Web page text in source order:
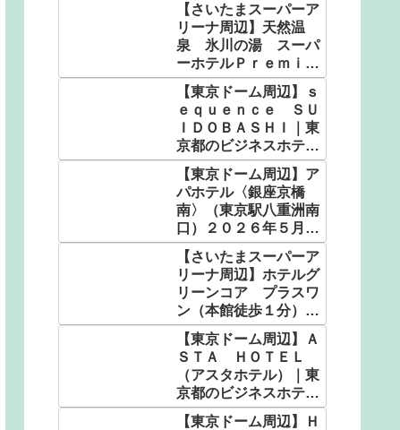
【さいたまスーパーア
リーナ周辺】天然温
泉 氷川の湯 スーパ
ーホテルＰｒｅｍｉｅ
ｒさいたま・大宮駅東
口｜埼玉県の人気温泉
｜4,982円〜
【東京ドーム周辺】ｓ
ｅｑｕｅｎｃｅ ＳＵ
ＩＤＯＢＡＳＨＩ｜東
京都のビジネスホテル
｜3,564円〜
【東京ドーム周辺】ア
パホテル〈銀座京橋
南〉（東京駅八重洲南
口）２０２６年５月客
室設備リニューアル｜
東京都のビジネスホテ
ル｜5,130円〜
【さいたまスーパーア
リーナ周辺】ホテルグ
リーンコア プラスワ
ン（本館徒歩１分）｜
埼玉県の人気温泉｜
4,900円〜
【東京ドーム周辺】Ａ
ＳＴＡ ＨＯＴＥＬ
（アスタホテル）｜東
京都のビジネスホテル
｜5,800円〜
【東京ドーム周辺】Ｈ